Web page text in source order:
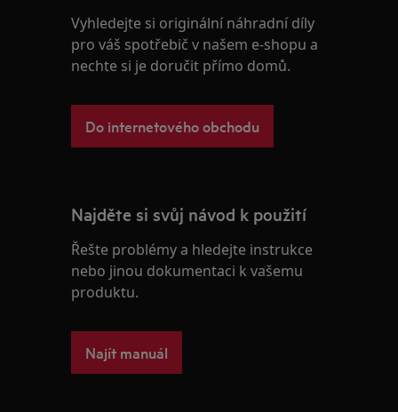
Vyhledejte si originální náhradní díly
pro váš spotřebič v našem e-shopu a
nechte si je doručit přímo domů.
Do internetového obchodu
Najděte si svůj návod k použití
Řešte problémy a hledejte instrukce
nebo jinou dokumentaci k vašemu
produktu.
Najít manuál